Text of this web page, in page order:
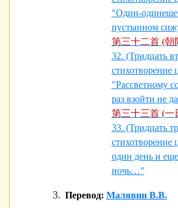
"Один-
пустынном
第三十二首 (朝
32. (Тридцать
стихотворение
"Рассветному
раз взойти не
第三十三首 (一
33. (Тридцать
один день и
ночь…"
Перевод: Малявин В.В.